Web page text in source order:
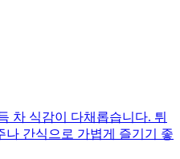
차 식감이 다채롭습니다. 튀
나 간식으로 가볍게 즐기기 좋